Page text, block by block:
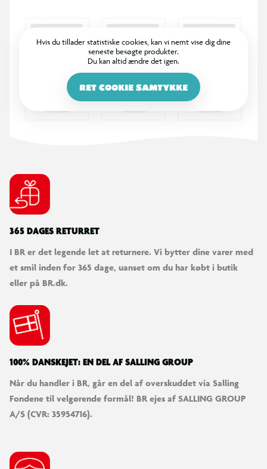
Hvis du tillader statistiske cookies, kan vi nemt vise dig dine
seneste besøgte produkter.
Du kan altid ændre det igen.
RET COOKIE SAMTYKKE
365 DAGES RETURRET
I BR er det legende let at returnere. Vi bytter dine varer med
et smil inden for 365 dage, uanset om du har købt i butik
eller på BR.dk.
100% DANSKEJET: EN DEL AF SALLING GROUP
Når du handler i BR, går en del af overskuddet via Salling
Fondene til velgørende formål! BR ejes af SALLING GROUP
A/S (CVR: 35954716).